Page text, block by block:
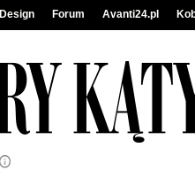
Design Forum Avanti24.pl